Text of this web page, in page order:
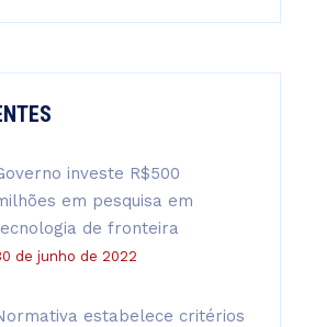
investe R$500
em pesquisa em
de fronteira
de junho de 2022
estabelece critérios